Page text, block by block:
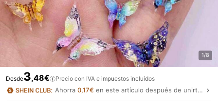
1/8
Desde3,48€ Precio con IVA e impuestos incluidos
Ahorra 0,17€ en este artículo después de unirte.